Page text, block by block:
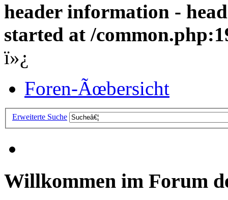
header information -
started at /
ï»¿
Foren-Ãœbersicht
Erweiterte Suche
Willkommen im Forum